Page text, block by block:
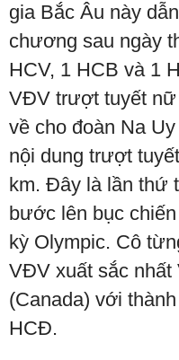
gia Bắc Âu này
chương sau ngày
HCV, 1 HCB và 1
VĐV trượt tuyết nữ
về cho đoàn Na
nội dung trượt
km. Đây là lần thứ
bước lên bục
kỳ Olympic. Cô
VĐV xuất sắc nhất
(Canada) với
HCĐ.